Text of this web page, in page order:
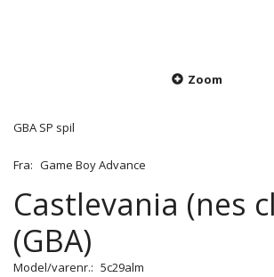
Zoom
GBA SP spil
Fra: Game Boy Advance
Castlevania (nes
(GBA)
Model/varenr.: 5c29alm